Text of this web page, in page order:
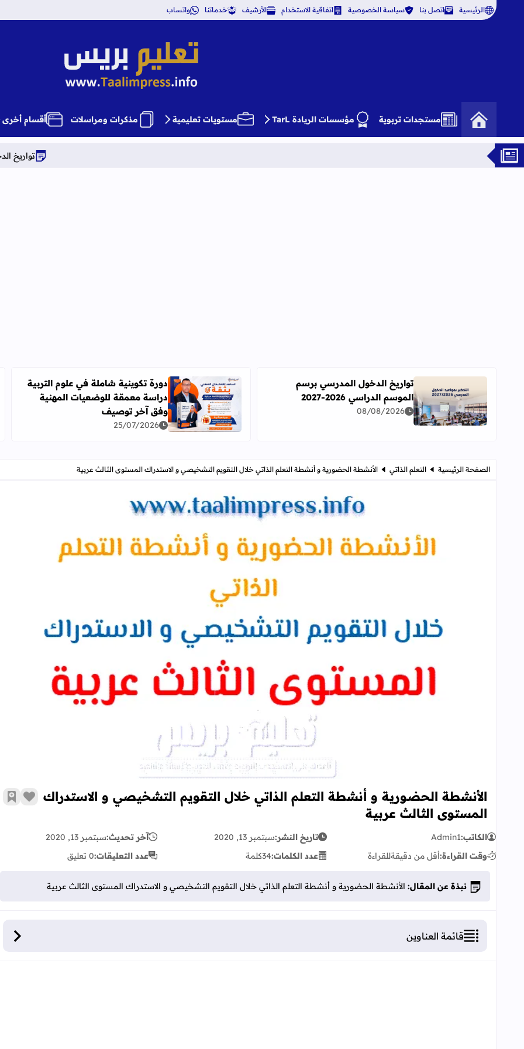
الرئيسية اتصل بنا سياسة الخصوصية اتفاقية الاستخدام الأرشيف خدماتنا واتساب
تعليم بريس TaalimPress
مستجدات تربوية مؤسسات الريادة TarL مستويات تعليمية مذكرات ومراسلات أقسام أخرى
تواريخ الدخول المدرسي برسم
اقرأ المزيد عن تواريخ الدخول المدرسي برسم الموسم الدراسي 2026-2027
تواريخ الدخول المدرسي برسم
الموسم الدراسي 2026-2027
08/08/2026 اقرأ المزيد عن دورة تكوينية شاملة في علوم التربية
دورة تكوينية شاملة في علوم التربية
دراسة معمقة للوضعيات المهنية
وفق آخر توصيف
25/07/2026
الصفحة الرئيسية التعلم الذاتي الأنشطة الحضورية و أنشطة التعلم الذاتي خلال التقويم التشخيصي و الاستدراك المستوى الثالث عربية
الأنشطة الحضورية و أنشطة التعلم الذاتي خلال التقويم التشخيصي و
الأنشطة الحضورية و أنشطة التعلم الذاتي خلال التقويم التشخيصي و الاستدراك
المستوى الثالث عربية
زر
الكاتب:Admin1 تاريخ النشر:سبتمبر 13, 2020 آخر تحديث:سبتمبر 13, 2020
وقت القراءة:أقل من دقيقةللقراءة عدد الكلمات:34كلمة عدد التعليقات:0 تعليق
نبذة عن المقال: الأنشطة الحضورية و أنشطة التعلم الذاتي خلال التقويم التشخيصي و الاستدراك المستوى الثالث عربية
قائمة العناوين